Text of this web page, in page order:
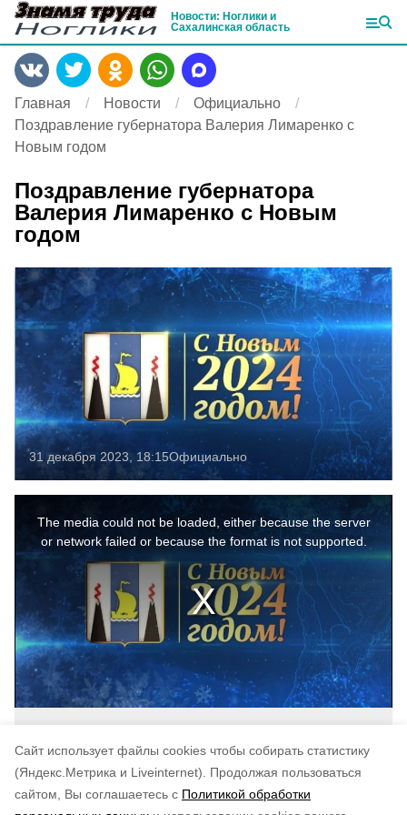
Cайт использует файлы cookies чтобы собирать статистику
(Яндекс.Метрика и Liveinternet).
Продолжая пользоваться
сайтом, Вы соглашаетесь с Политикой обработки
Новости: Ноглики и
Сахалинская область
Главная Новости
Официально
Поздравление губернатора Валерия Лимаренко с
Новым годом
Поздравление губернатора
Валерия Лимаренко с Новым
годом
31 декабря 2023, 18:15Официально
The media could not be loaded, either because the server
or network failed or because the format is not supported.